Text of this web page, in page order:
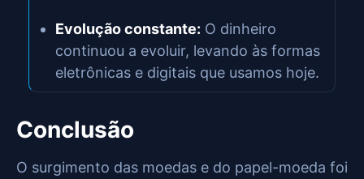
Evolução constante: O dinheiro
continuou a evoluir, levando às formas
eletrônicas e digitais que usamos hoje.
Conclusão
O surgimento das moedas e do papel-moeda foi